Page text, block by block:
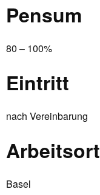
Pensum
80 – 100%
Eintritt
nach Vereinbarung
Arbeitsort
Basel